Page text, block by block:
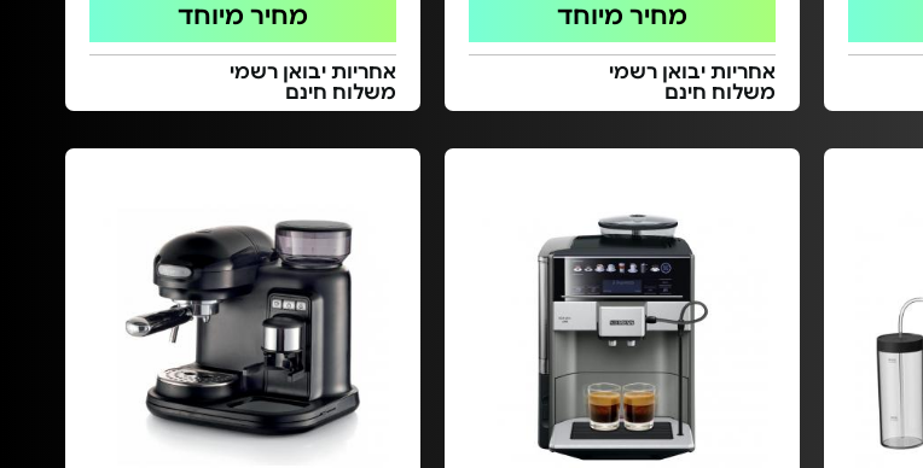
מחיר מיוחד
אחריות יבואן רשמי
משלוח חינם
מחיר מיוחד
אחריות יבואן רשמי
משלוח חינם